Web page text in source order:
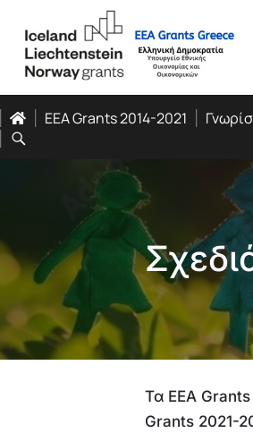
EEA Grants 2014-2021
Τα EEA
Grants 2021-